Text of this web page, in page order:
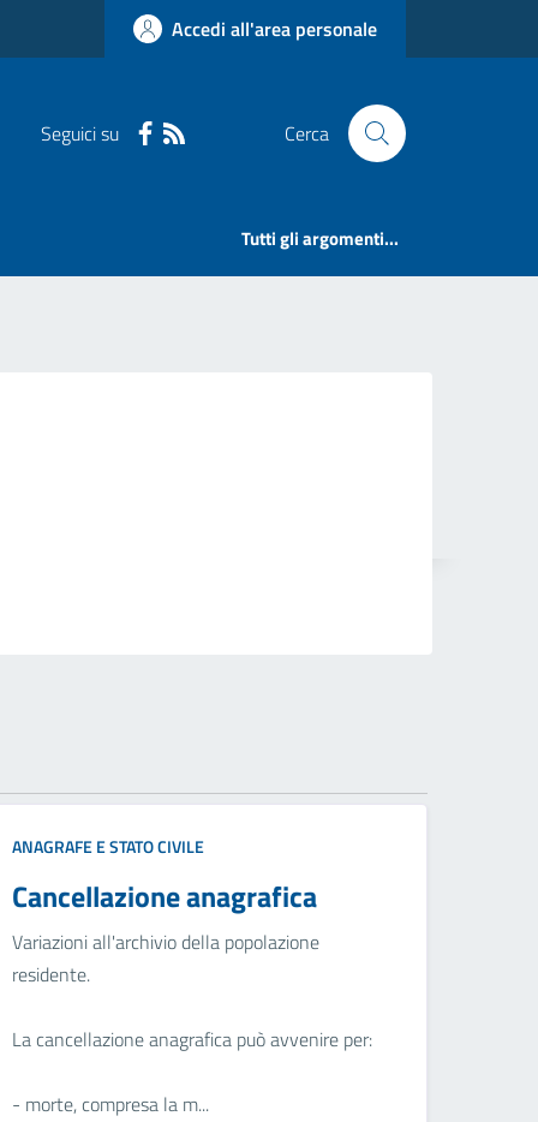
Accedi all'area personale
Seguici su Cerca
Tutti gli argomenti...
ANAGRAFE E STATO CIVILE
Cancellazione anagrafica
Variazioni all'archivio della popolazione
residente.
La cancellazione anagrafica può avvenire per:
- morte, compresa la m...